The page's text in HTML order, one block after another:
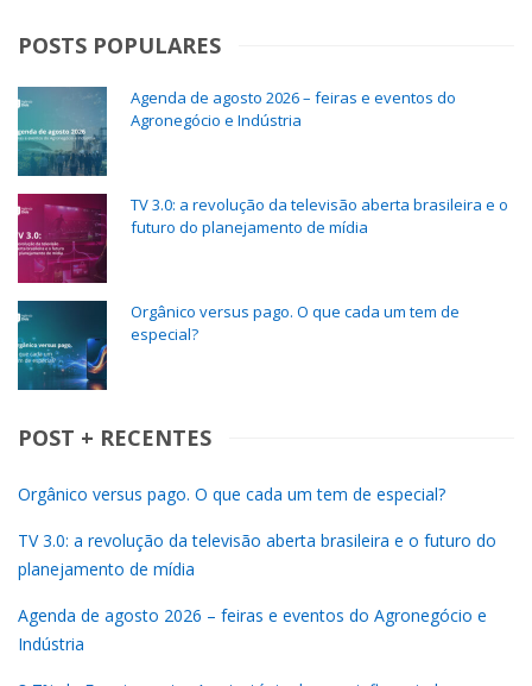
POSTS POPULARES
Agenda de agosto 2026 – feiras e eventos do
Agronegócio e Indústria
TV 3.0: a revolução da televisão aberta brasileira e o
futuro do planejamento de mídia
Orgânico versus pago. O que cada um tem de
especial?
POST + RECENTES
Orgânico versus pago. O que cada um tem de especial?
TV 3.0: a revolução da televisão aberta brasileira e o futuro do
planejamento de mídia
Agenda de agosto 2026 – feiras e eventos do Agronegócio e
Indústria